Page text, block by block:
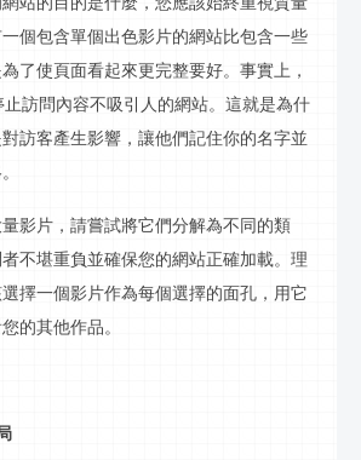
個包含單個出色影片的網站比包含一些
了使頁面看起來更完整要好。事實上，
止訪問內容不吸引人的網站。這就是為什
訪客產生影響，讓他們記住你的名字並
。
影片 ，請嘗試將它們分解為不同的類
不堪重負並確保您的網站正確加載。理
擇一個影片作為每個選擇的面孔，用它
的其他作品。